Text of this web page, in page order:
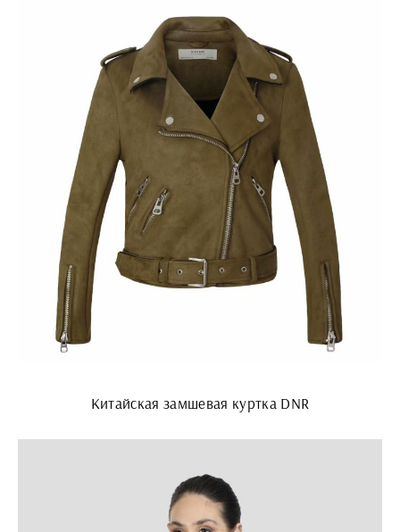
Китайская замшевая куртка DNR